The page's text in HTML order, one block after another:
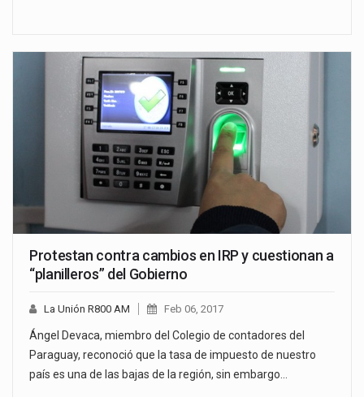
Protestan contra cambios en IRP y cuestionan a
“planilleros” del Gobierno
La Unión R800 AM Feb 06, 2017
Ángel Devaca, miembro del Colegio de contadores del
Paraguay, reconoció que la tasa de impuesto de nuestro
país es una de las bajas de la región, sin embargo…